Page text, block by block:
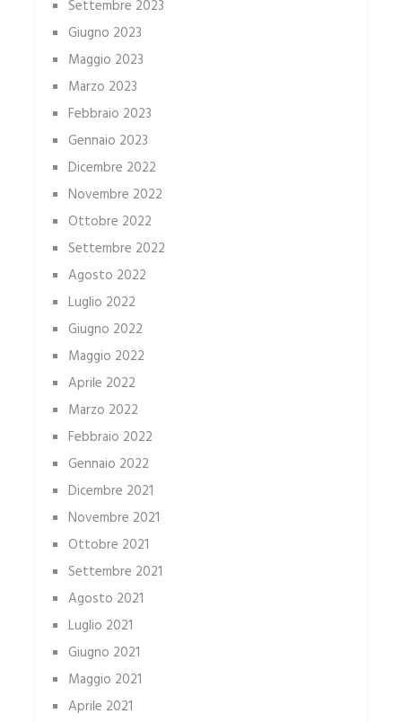
Settembre 2023
Giugno 2023
Maggio 2023
Marzo 2023
Febbraio 2023
Gennaio 2023
Dicembre 2022
Novembre 2022
Ottobre 2022
Settembre 2022
Agosto 2022
Luglio 2022
Giugno 2022
Maggio 2022
Aprile 2022
Marzo 2022
Febbraio 2022
Gennaio 2022
Dicembre 2021
Novembre 2021
Ottobre 2021
Settembre 2021
Agosto 2021
Luglio 2021
Giugno 2021
Maggio 2021
Aprile 2021